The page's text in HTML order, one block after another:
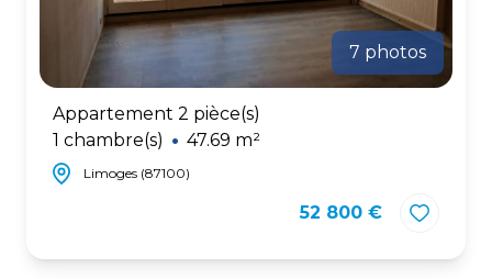
7 photos
Appartement 2 pièce(s)
1 chambre(s)
47.69 m²
Limoges (87100)
52 800 €